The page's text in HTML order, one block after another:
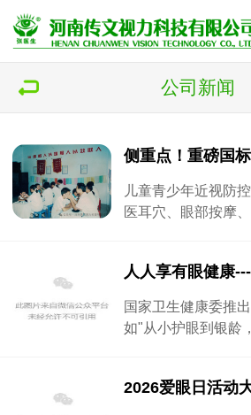
公司新闻
儿童青少年近视防
医耳穴、眼部按摩
国家卫生健康委推
如"从小护眼到银龄
2026爱眼日活动